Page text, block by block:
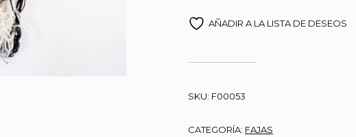
AÑADIR A LA LISTA DE DESEOS
SKU: F00053
CATEGORÍA: FAJAS